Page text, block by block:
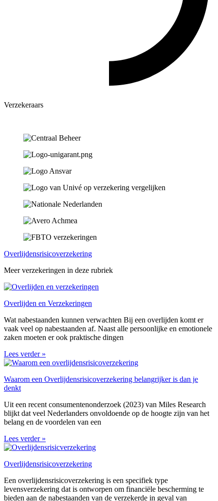
Verzekeraars
Overlijdensrisicoverzekering
Meer verzekeringen in deze rubriek
Overlijden en Verzekeringen
Wat nabestaanden kunnen verwachten Bij een overlijden komt er
vaak veel op nabestaanden af. Naast alle persoonlijke en emotionele
zaken moeten er ook praktische dingen
Lees verder »
Waarom een Overlijdensrisicoverzekering belangrijker is dan je
denkt
Uit een recent consumentenonderzoek (2023) van Miles Research
blijkt dat veel Nederlanders onvoldoende op de hoogte zijn van het
belang en de voordelen van een
Lees verder »
Overlijdensrisicoverzekering
Een overlijdensrisicoverzekering is een specifiek type
levensverzekering dat is ontworpen om financiële bescherming te
bieden aan de nabestaanden van de verzekerde in geval van